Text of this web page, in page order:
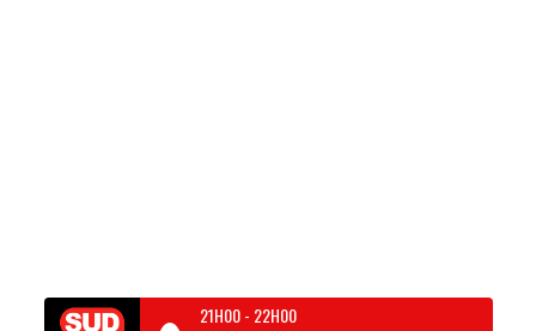
21H00- 22H00